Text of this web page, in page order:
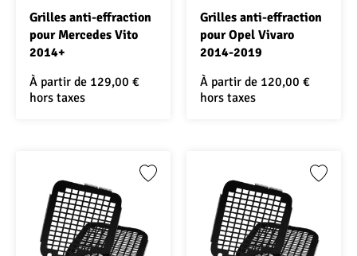
Note moyenne de 4.5 sur 5 étoiles
Grilles anti-effraction
pour Mercedes Vito
2014+
À partir de 129,00 €
hors taxes
Note moyenne de 4.5 sur 5
Grilles anti-effraction
pour Opel Vivaro
2014-2019
À partir de 120,00 €
hors taxes